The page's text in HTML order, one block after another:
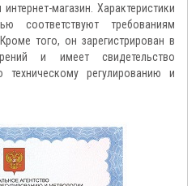
магазин. Характеристики
соответствуют требованиям
того, он зарегистрирован в
и имеет свидетельство
техническому регулированию и